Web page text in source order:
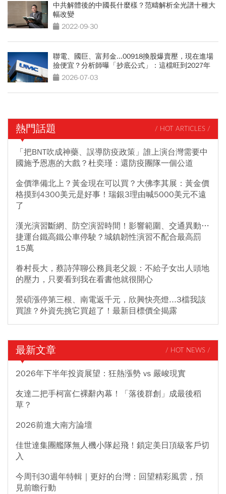
中共解體後的中國長什麼樣？范疇解析全光譜十種大
幅改變
2022-09-30
聯電、國巨、富邦金...00918換股爆賣壓，現在進場
撿便宜？分析師曝「抄底公式」：這檔旺到2027年
2026-07-03
熱門話題 / HOT ARTICLES /
「把BNT吹成神藥、誤導防疫政策」誰上演台灣需要中
國施予恩惠的大戲？杜奕瑾：還防疫團隊一個公道
金價準備北上？黃金現在可以買？大佛李其展：黃金價
格摸到4300美元是好事！瑞銀3理由喊5000美元不遠
了
漢光演習斷網、防空演習時間！影響範圍、交通異動…
捷運台鐵高鐵公車停駛？城鎮韌性演習不配合最高罰
15萬
眷村長大，蔡詩萍聊公務員老父親：不給子女出人頭地
的壓力，只要看到我在看書他就很開心
景碩漲停第三根、南電返千元，欣興快亮燈...3檔我該
買誰？外資先挑它買超了！最新目標價全揭露
最新文章 / HOT NEWS /
2026年下半年投資展望：狂熱漲勢 vs 嚴峻現實
友達二把手柯富仁裸辭內幕！「落後群創」成最後稻
草？
2026前進大南方論壇
佳世達集團艦隊無人機小隊起飛！鎖定美日頂級客戶切
入
今周刊30週年特輯｜更好的台灣：回望精彩風雲，預
見前瞻行動